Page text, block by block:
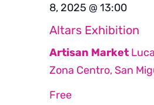
8, 2025 @ 13:00
Altars Exhibition
Artisan Market
Zona Centro, San
Free